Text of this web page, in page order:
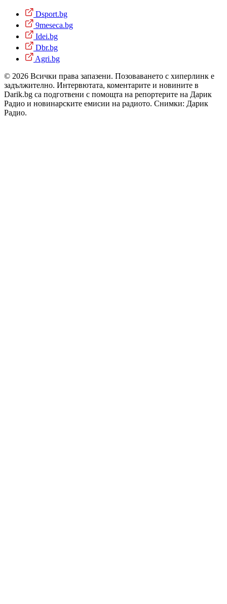
Dsport.bg
9meseca.bg
Idei.bg
Dbr.bg
Agri.bg
© 2026 Всички права запазени. Позоваването с хиперлинк е
задължително. Интервютата, коментарите и новините в
Darik.bg са подготвени с помощта на репортерите на Дарик
Радио и новинарските емисии на радиото. Снимки: Дарик
Радио.